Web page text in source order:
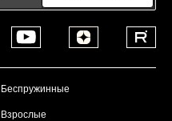
Беспружинные
Взрослые